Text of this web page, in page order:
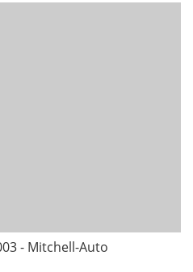
- Mitchell-Auto